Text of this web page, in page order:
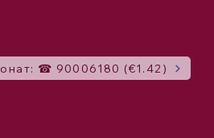
☎ 90006180 (€1.42)